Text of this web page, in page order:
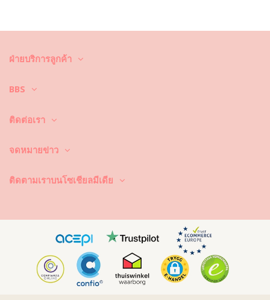
คำแนะนำในการดูแลสำหรับ: Rio de Sol Top Touch-
คุณต้องการเพลิดเพลินไปกับชุดบิกินี่ที่ยังคงดูใหม่และมีสีสันสวยสดใส
มากกว่าหนึ่งฤดูกาลใช่หรือ? ถ้าเป็นเช่นนั้น คุณต้องเรียนรู้วิธีการดูแลชุดบิกินี่
ที่สวยสดใสของชุดบิกินี่ แม้จะพูดอย่างนี้ แต่จะทำอย่างไรล่ะ ให้ชุดบิกินี่มีอายุ
ประการแรก : หลีกเลี่ยงการนั่งบริเวณที่มีพื้นผิวขรุขระ เมื่อคุณต้องการที่จะ
ผิวที่มีลักษณะขรุขระ เช่น พื้นคอนกรีตหิน (ขอบสระว่ายน้ำ) หรือไม้ (เศษไม้!)
อาจทำให้เนื้อผ้าของชุดว่ายน้ำ ได้รับความเสียหายได้
ซักและทำความสะอาดอย่างไร? หลังจากการใช้งานทุกครั้ง ให้ล้างบิกินี่ในน้ำ
ทำลายเนื้อผ้า อย่างเช่น ผลิตภัณฑ์ทำความสะอาดชุดว่ายน้ำโดยเฉพาะ หรือ
อย่าลืมนำชุดว่ายน้ำออกจากกระเป๋าชายหาดหรือกระเป๋าของคุณ อย่าปล่อย
ให้ชุดว่ายน้ำเปียกเป็นเวลานาน โดยเฉพาะการพับชุดในขณะที่ชุดยังเปียก
และชื้น ทำไม? เพราะงานพิมพ์และลวดลายที่อยู่บนชุดว่ายน้ำอาจเปลี่ยนสีได้
นั่นเอง และถ้าหากชุดบิกินี่ของคุณประดับประดาไปด้วยหิน ไข่มุกหรือการ
ฝ่ายบริการลูกค้า
BBS
ติดต่อเรา
จดหมายข่าว
ติดตามเราบนโซเชียลมีเดีย